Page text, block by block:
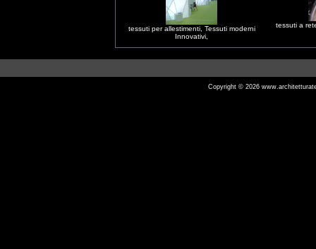
tessuti per allestimenti, Tessuti moderni
Innovativi,
tessuti a
Copyright © 2026